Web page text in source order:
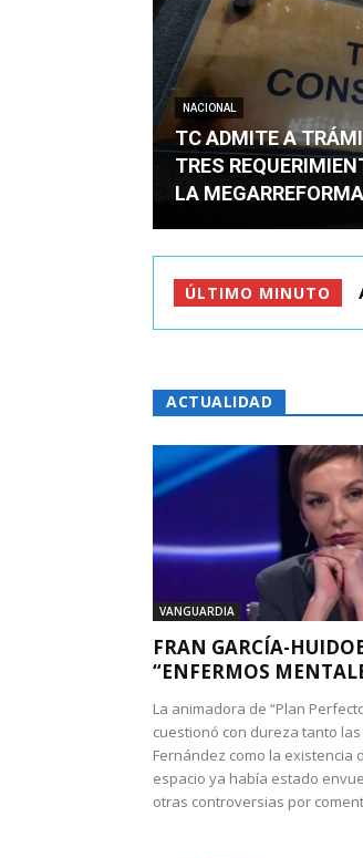
NACIONAL
TC ADMITE A
TRES
LA MEGARREFORMA
ÚLTIMO MINUTO
ACTUALIDAD
VANGUARDIA
FRAN GARCÍA-
“ENFERMOS
La animadora de “Plan
cuestionó con dureza tanto
Fernández como la existencia
espacio ya había estado
otras controversias por